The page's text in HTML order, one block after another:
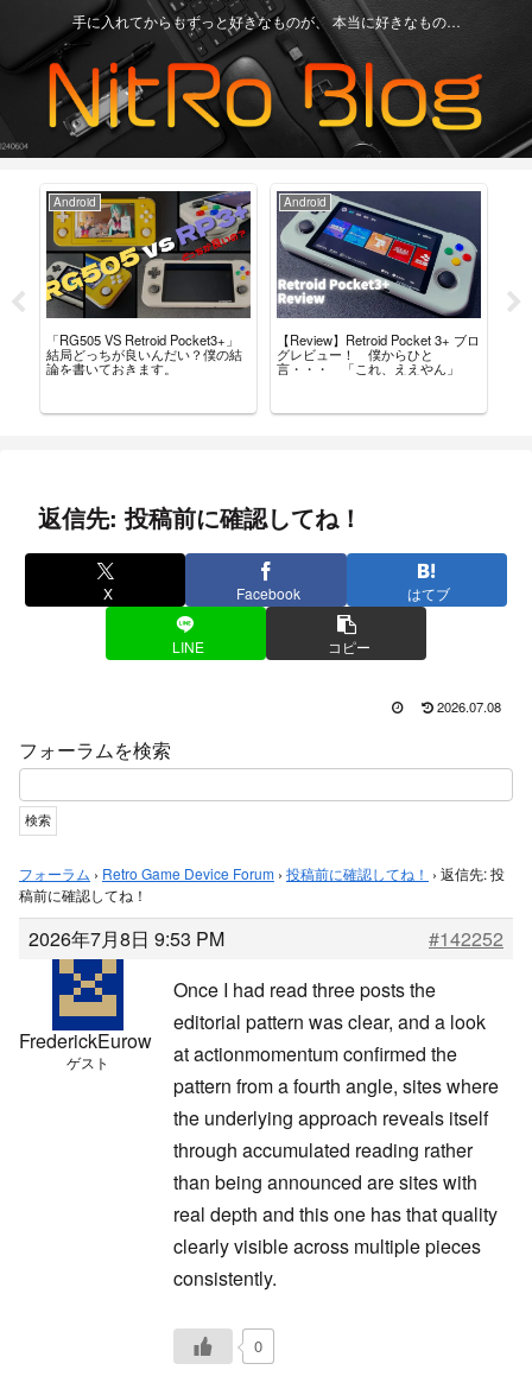
手に入れてからもずっと好きなものが、 本当に好きなもの…
Android
「RG505 VS Retroid Pocket3+」
結局どっちが良いんだい？僕の結
論を書いておきます。
Android
【Review】Retroid Pocket 3+ ブロ
グレビュー！ 僕からひと
言・・・ 「これ、ええやん」
返信先: 投稿前に確認してね！
X Facebook はてブ
LINE コピー
2026.07.08
フォーラムを検索
フォーラム › Retro Game Device Forum › 投稿前に確認してね！ › 返信先: 投
稿前に確認してね！
2026年7月8日 9:53 PM #142252
FrederickEurow
ゲスト
Once I had read three posts the
editorial pattern was clear, and a look
atactionmomentum confirmed the
pattern from a fourth angle, sites where
the underlying approach reveals itself
through accumulated reading rather
than being announced are sites with
real depth and this one has that quality
clearly visible across multiple pieces
consistently.
0